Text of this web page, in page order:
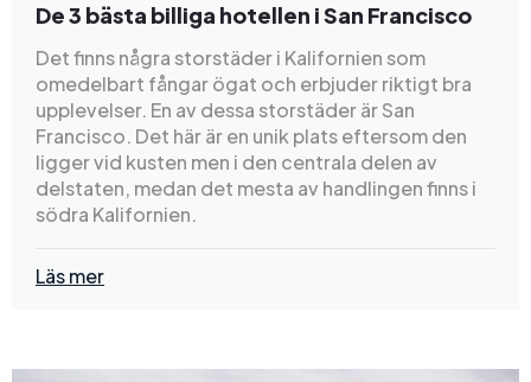
De 3 bästa billiga hotellen i San Francisco
Det finns några storstäder i Kalifornien som
omedelbart fångar ögat och erbjuder riktigt bra
upplevelser. En av dessa storstäder är San
Francisco. Det här är en unik plats eftersom den
ligger vid kusten men i den centrala delen av
delstaten, medan det mesta av handlingen finns i
södra Kalifornien.
Läs mer